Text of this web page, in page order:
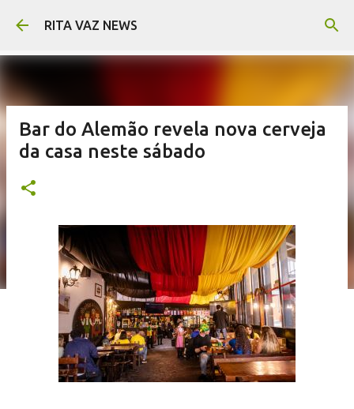
Pular para o conteúdo principal
RITA VAZ NEWS
Bar do Alemão revela nova cerveja
da casa neste sábado